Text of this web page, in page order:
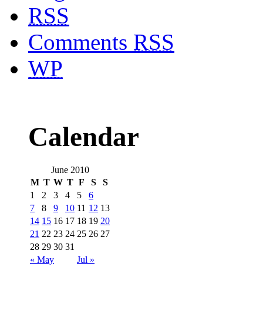
RSS
Comments RSS
WP
Calendar
June 2010
M T W T F S S
« May Jul »
1 2 3 4 5
6
7
8 9 10 11 12 13
14 15 16 17 18 19 20
21 22 23 24 25 26 27
28 29 30 31